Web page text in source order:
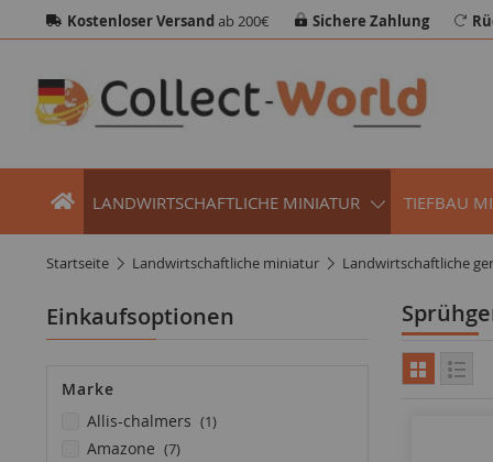
Kostenloser Versandab 200€ Sichere Zahlung
LANDWIRTSCHAFTLICHE MINIATUR TIEFBAU
startseite landwirtschaftliche miniatur landwirtschaftliche
Einkaufsoptionen
Marke
allis-chalmers
1Artikel
amazone 7Artikel